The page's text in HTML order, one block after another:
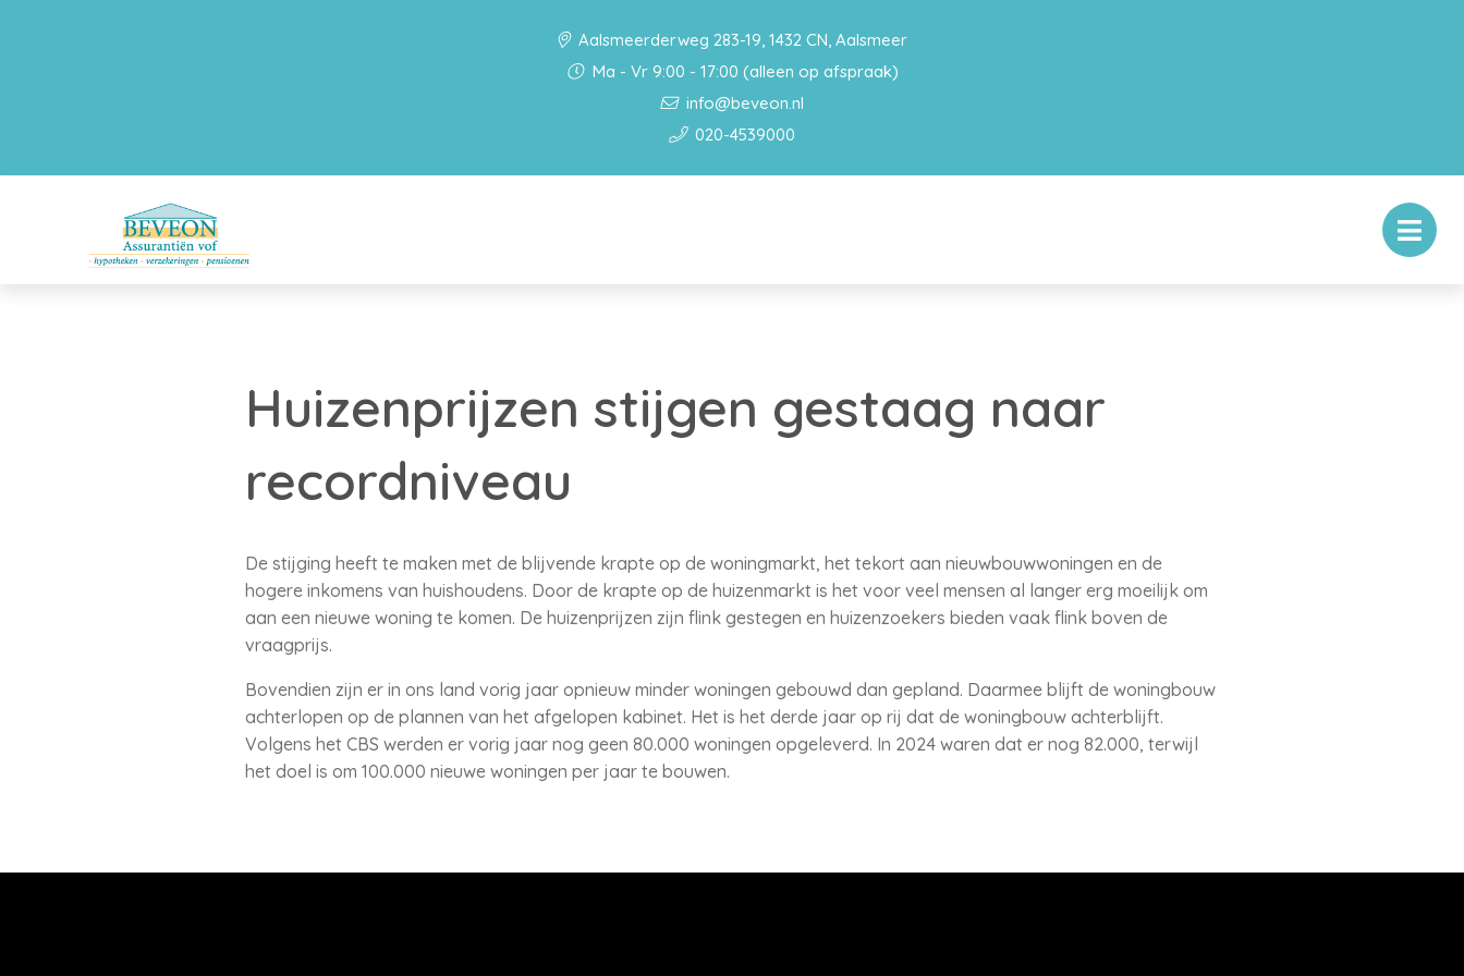
Aalsmeerderweg 283-19, 1432 CN, Aalsmeer
Ma - Vr 9:00 - 17:00 (alleen op afspraak)
info@beveon.nl
020-4539000
Huizenprijzen stijgen gestaag naar
recordniveau
De stijging heeft te maken met de blijvende krapte op de woningmarkt, het tekort aan nieuwbouwwoningen en de
hogere inkomens van huishoudens. Door de krapte op de huizenmarkt is het voor veel mensen al langer erg moeilijk om
aan een nieuwe woning te komen. De huizenprijzen zijn flink gestegen en huizenzoekers bieden vaak flink boven de
vraagprijs.
Bovendien zijn er in ons land vorig jaar opnieuw minder woningen gebouwd dan gepland. Daarmee blijft de woningbouw
achterlopen op de plannen van het afgelopen kabinet. Het is het derde jaar op rij dat de woningbouw achterblijft.
Volgens het CBS werden er vorig jaar nog geen 80.000 woningen opgeleverd. In 2024 waren dat er nog 82.000, terwijl
het doel is om 100.000 nieuwe woningen per jaar te bouwen.